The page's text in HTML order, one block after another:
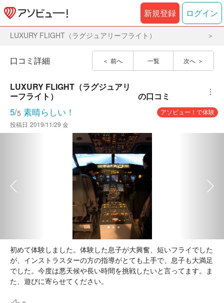
新規登録 ログイン
LUXURY FLIGHT（ラグジュアリーフライト）
前へ 一覧 次へ
口コミ詳細
LUXURY FLIGHT（ラグジュアリ
ーフライト）
の口コミ ︙
5/5 素晴らしい！
アソビュー！で体験
投稿日 2019/11/29 金
初めて体験しました。体験した息子が大興奮、短いフライでした
が、インストラスターの方の指導がとても上手で、息子も大満足
でした。今度は悪天候や長い時間を挑戦したいと言ってます。ま
た、遊びに寄らせてください。